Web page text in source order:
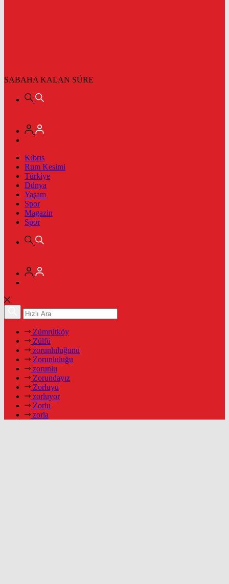
SABAHA KALAN SÜRE
Kıbrıs
Rum Kesimi
Türkiye
Dünya
Yaşam
Spor
Magazin
Spor
Zümrütköy
Zülfü
zorunluluğunu
Zorunluluğu
zorunlu
Zorundayız
Zorluyu
zorluyor
Zorlu
zorla